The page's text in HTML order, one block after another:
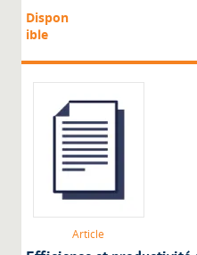
Dispon
ible
Article